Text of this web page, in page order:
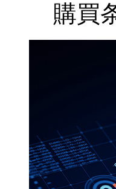
購買